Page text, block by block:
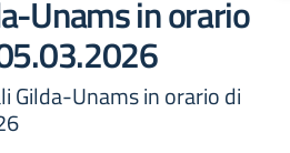
Unams in orario
Gilda-Unams in orario di